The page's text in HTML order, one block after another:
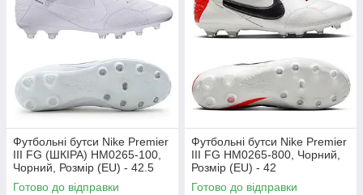
Футбольні бутси Nike Premier
III FG (ШКІРА) HM0265-100,
Чорний, Розмір (EU) - 42.5
Готово до відправки
Футбольні бутси Nike Premier
III FG HM0265-800, Чорний,
Розмір (EU) - 42
Готово до відправки